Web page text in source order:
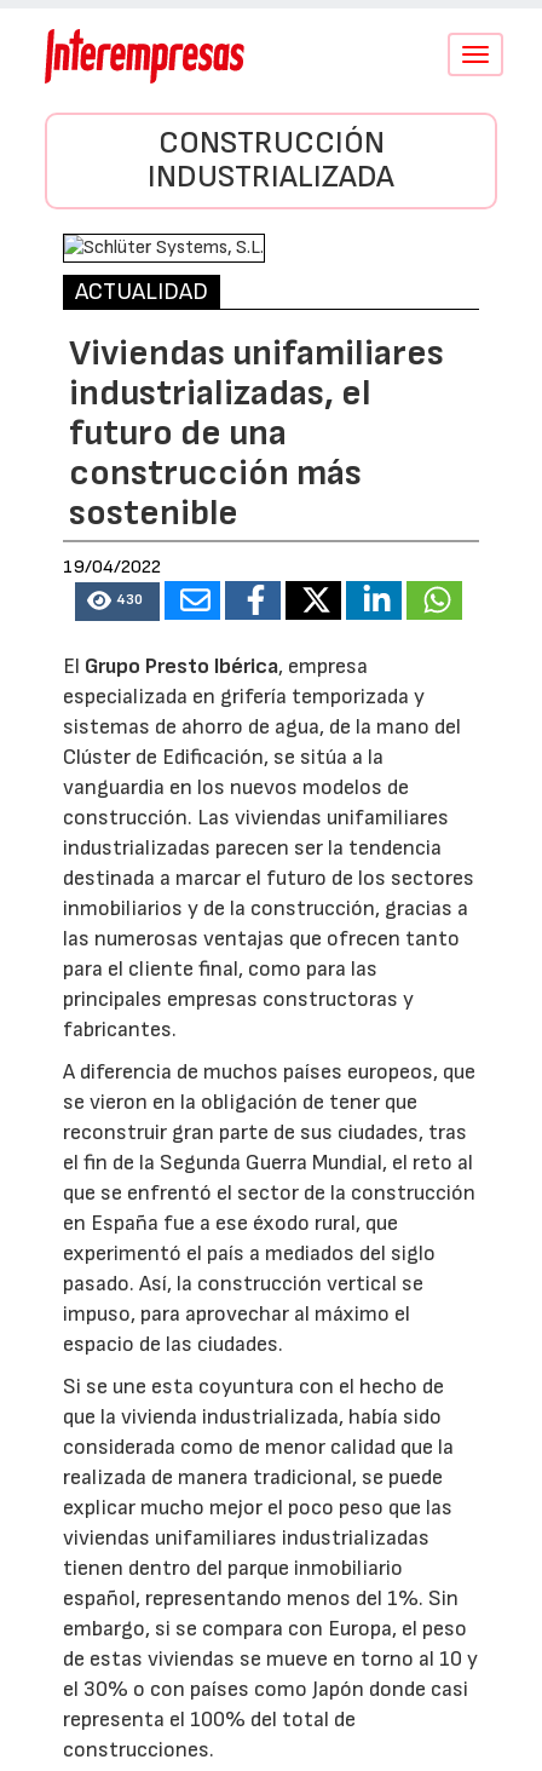
Conmutar
CONSTRUCCIÓN
INDUSTRIALIZADA
ACTUALIDAD
Viviendas unifamiliares
industrializadas, el
futuro de una
construcción más
sostenible
19/04/2022
430
El Grupo Presto Ibérica, empresa
especializada en grifería temporizada y
sistemas de ahorro de agua, de la mano del
Clúster de Edificación, se sitúa a la
vanguardia en los nuevos modelos de
construcción. Las viviendas unifamiliares
industrializadas parecen ser la tendencia
destinada a marcar el futuro de los sectores
inmobiliarios y de la construcción, gracias a
las numerosas ventajas que ofrecen tanto
para el cliente final, como para las
principales empresas constructoras y
fabricantes.
A diferencia de muchos países europeos, que
se vieron en la obligación de tener que
reconstruir gran parte de sus ciudades, tras
el fin de la Segunda Guerra Mundial, el reto al
que se enfrentó el sector de la construcción
en España fue a ese éxodo rural, que
experimentó el país a mediados del siglo
pasado. Así, la construcción vertical se
impuso, para aprovechar al máximo el
espacio de las ciudades.
Si se une esta coyuntura con el hecho de
que la vivienda industrializada, había sido
considerada como de menor calidad que la
realizada de manera tradicional, se puede
explicar mucho mejor el poco peso que las
viviendas unifamiliares industrializadas
tienen dentro del parque inmobiliario
español, representando menos del 1%. Sin
embargo, si se compara con Europa, el peso
de estas viviendas se mueve en torno al 10 y
el 30% o con países como Japón donde casi
representa el 100% del total de
construcciones.